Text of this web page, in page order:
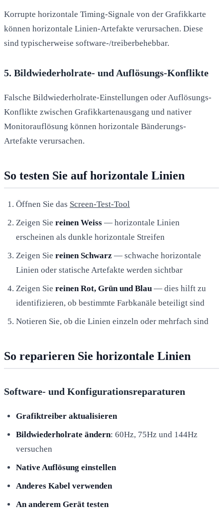
Korrupte horizontale Timing-Signale von der Grafikkarte
können horizontale Linien-Artefakte verursachen. Diese
sind typischerweise software-/treiberbehebbar.
5. Bildwiederholrate- und Auflösungs-Konflikte
Falsche Bildwiederholrate-Einstellungen oder Auflösungs-
Konflikte zwischen Grafikkartenausgang und nativer
Monitorauflösung können horizontale Bänderungs-
Artefakte verursachen.
So testen Sie auf horizontale Linien
Öffnen Sie das Screen-Test-Tool
Zeigen Sie reinen Weiss — horizontale Linien
erscheinen als dunkle horizontale Streifen
Zeigen Sie reinen Schwarz — schwache horizontale
Linien oder statische Artefakte werden sichtbar
Zeigen Sie reinen Rot, Grün und Blau — dies hilft zu
identifizieren, ob bestimmte Farbkanäle beteiligt sind
Notieren Sie, ob die Linien einzeln oder mehrfach sind
So reparieren Sie horizontale Linien
Software- und Konfigurationsreparaturen
Grafiktreiber aktualisieren
Bildwiederholrate ändern: 60Hz, 75Hz und 144Hz
versuchen
Native Auflösung einstellen
Anderes Kabel verwenden
An anderem Gerät testen